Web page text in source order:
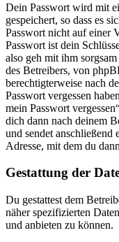
Dein Passwort wird mit
gespeichert, so dass es
Passwort nicht auf einer
Passwort ist dein
also geh mit ihm
des Betreibers, von
berechtigterweise nach
Passwort vergessen
mein Passwort
dich dann nach deinem
und sendet anschließend
Adresse, mit dem du
Gestattung der
Du gestattest dem
näher spezifizierten
und anbieten zu können.